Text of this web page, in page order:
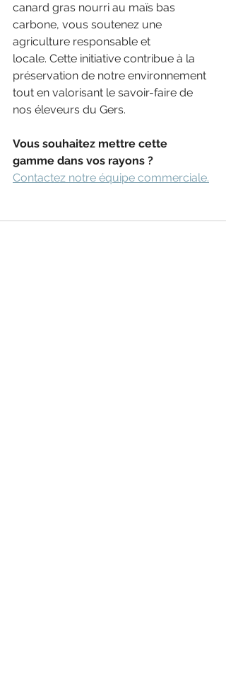
canard gras nourri au maïs bas
carbone, vous soutenez une
agriculture responsable et
locale. Cette initiative contribue à la
préservation de notre environnement
tout en valorisant le savoir-faire de
nos éleveurs du Gers. ​
Vous souhaitez mettre cette
gamme dans vos rayons ?
Contactez notre équipe commerciale.